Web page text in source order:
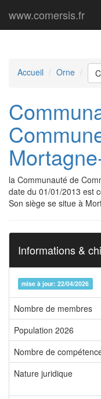
www.comersis.fr
Accueil Orne
la Communauté de
date du 01/01/2013 est
Son siège se situe à
Informations &
mise à jour: 22/04/2026
Nombre de membres
Population 2026
Nombre de
Nature juridique